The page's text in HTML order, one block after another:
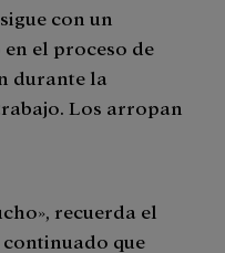
con un
el proceso de
durante la
Los arropan
recuerda el
que